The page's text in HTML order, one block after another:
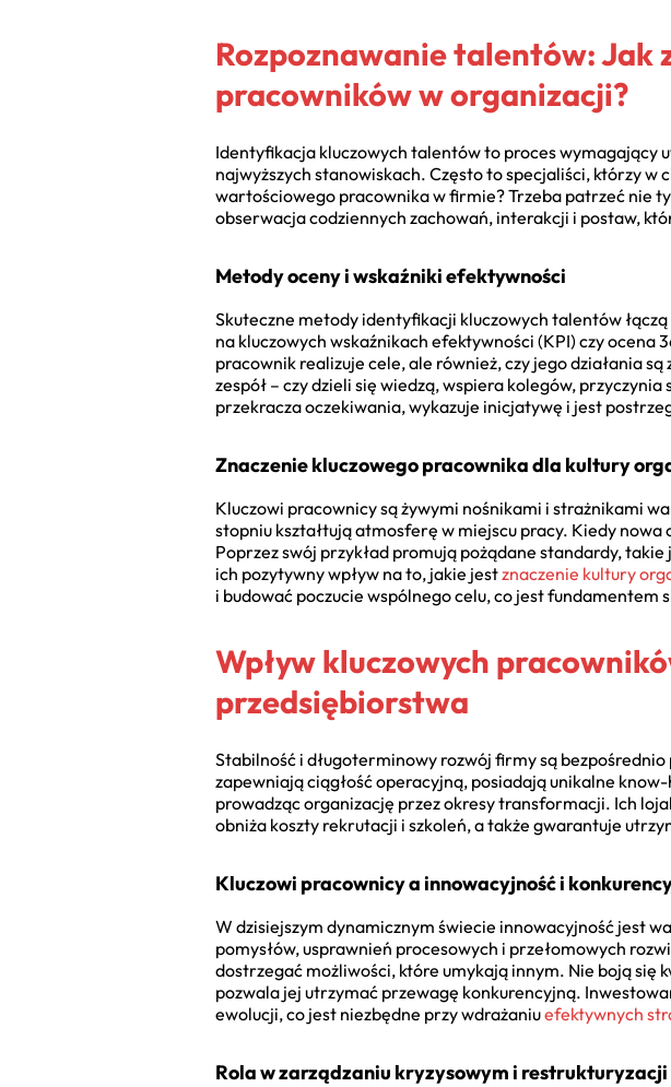
Rozpoznawanie talentów:
pracowników w organizacji?
Identyfikacja kluczowych talentów to proces wymagający
najwyższych stanowiskach. Często to specjaliści, którzy
wartościowego pracownika w firmie? Trzeba patrzeć nie
obserwacja codziennych zachowań, interakcji i postaw,
Metody oceny i wskaźniki efektywności
Skuteczne metody identyfikacji kluczowych talentów
na kluczowych wskaźnikach efektywności (KPI) czy
pracownik realizuje cele, ale również, czy jego działania
zespół – czy dzieli się wiedzą, wspiera kolegów,
przekracza oczekiwania, wykazuje inicjatywę i jest
Znaczenie kluczowego pracownika dla kultury
Kluczowi pracownicy są żywymi nośnikami i strażnikami
stopniu kształtują atmosferę w miejscu pracy. Kiedy nowa
Poprzez swój przykład promują pożądane standardy,
ich pozytywny wpływ na to, jakie jestznaczenie kultury
i budować poczucie wspólnego celu, co jest fundamentem
Wpływ kluczowych
przedsiębiorstwa
Stabilność i długoterminowy rozwój firmy są
zapewniają ciągłość operacyjną, posiadają unikalne
prowadząc organizację przez okresy transformacji. Ich
obniża koszty rekrutacji i szkoleń, a także gwarantuje
Kluczowi pracownicy a innowacyjność i
W dzisiejszym dynamicznym świecie innowacyjność jest
pomysłów, usprawnień procesowych i przełomowych
dostrzegać możliwości, które umykają innym. Nie boją się
pozwala jej utrzymać przewagę konkurencyjną.
ewolucji, co jest niezbędne przy wdrażaniuefektywnych
Rola w zarządzaniu kryzysowym i